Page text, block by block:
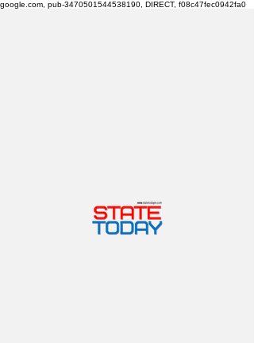
google.com, pub-3470501544538190, DIRECT, f08c47fec0942fa0